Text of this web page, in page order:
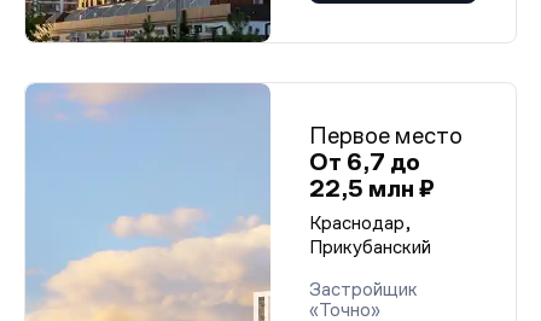
Первое место
От 6,7 до
22,5 млн ₽
Краснодар,
Прикубанский
Застройщик
«Точно»